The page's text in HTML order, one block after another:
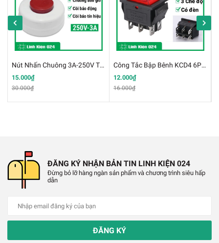
✔️Giữ nước không chảy ngược về nguồn khi
bơm tắt → tránh mất nước mồi.
✔️Ngăn áp lực ngược làm hỏng cánh bơm.
✔️Dùng trong hệ thống cấp nước gia đình,
máy lọc nước, hồ cá, hệ thống tưới.
Nút Nhấn Chuông 3A-250V Tiến Thành 1608 CT4-1608
15.000₫
30.000₫
Công Tắc Bập Bênh KCD4 6P 3 Chế Độ Có Đèn
12.000₫
16.000₫
ĐĂNG KÝ NHẬN BẢN TIN LINH KIỆN 024
Đừng bỏ lỡ hàng ngàn sản phẩm và chương trình siêu hấp
dẫn
ĐĂNG KÝ